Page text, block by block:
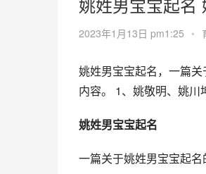
2023年1月13日 pm1:25 •
姚姓男宝宝起名，一篇
内容。 1、姚敬明、姚川
姚姓男宝宝起名
一篇关于姚姓男宝宝起